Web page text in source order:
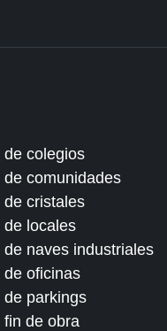
de colegios
de comunidades
de cristales
de locales
de naves industriales
de oficinas
de parkings
fin de obra